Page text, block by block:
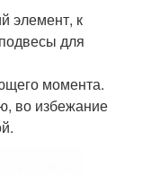
элемент, к
для
момента.
во избежание